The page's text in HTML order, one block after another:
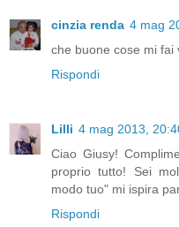
cinzia renda 4 mag
che buone cose mi fai
Rispondi
Lilli 4 mag 2013,
Ciao Giusy!
proprio tutto! Sei
modo tuo" mi ispira
Rispondi